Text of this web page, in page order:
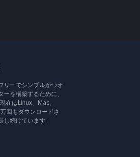
ーでシンプルかつオ
を構築するために、
在はLinux、Mac、
回もダウンロードさ
し続けています!